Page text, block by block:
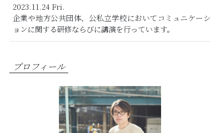
2023.11.24 Fri.
企業や地方公共団体、公私立学校においてコミュニケーシ
ョンに関する研修ならびに講演を行っています。
プロフィール